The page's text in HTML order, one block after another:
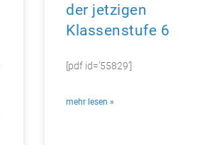
der jetzigen
Klassenstufe 6
[pdf id=’55829′]
mehr lesen »